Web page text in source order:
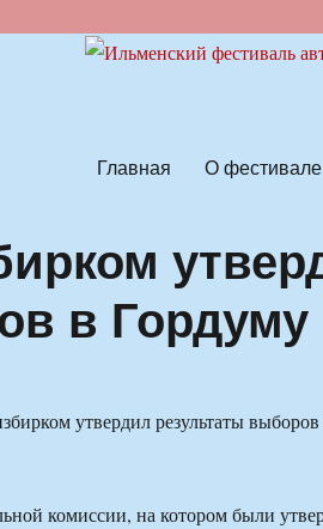
Главная О фестивале
в Гордуму
комиссии, на котором были